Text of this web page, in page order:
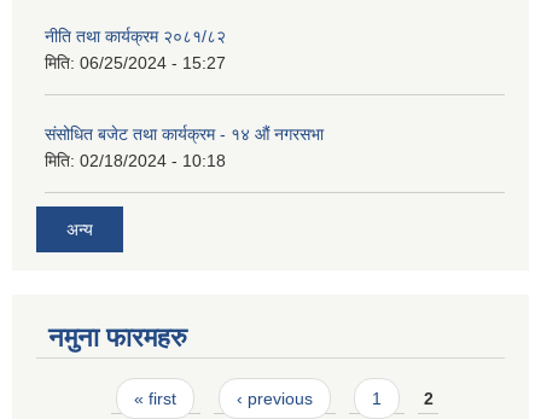
नीति तथा कार्यक्रम २०८१/८२
मिति: 06/25/2024 - 15:27
संसोधित बजेट तथा कार्यक्रम - १४ औं नगरसभा
मिति: 02/18/2024 - 10:18
अन्य
नमुना फारमहरु
Pages« first ‹ previous 1 2